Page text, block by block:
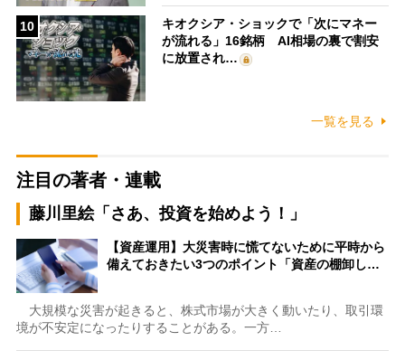
10
キオクシア・ショックで「次にマネー
が流れる」16銘柄 AI相場の裏で割安
に放置され…
一覧を見る
注目の著者・連載
藤川里絵「さあ、投資を始めよう！」
【資産運用】大災害時に慌てないために平時から
備えておきたい3つのポイント「資産の棚卸し…
大規模な災害が起きると、株式市場が大きく動いたり、取引環
境が不安定になったりすることがある。一方…